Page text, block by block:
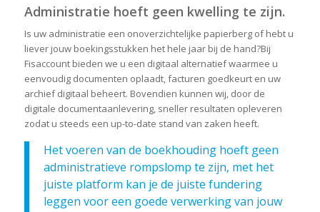
Administratie hoeft geen kwelling te zijn.
Is uw administratie een onoverzichtelijke papierberg of hebt u
liever jouw boekingsstukken het hele jaar bij de hand?Bij
Fisaccount bieden we u een digitaal alternatief waarmee u
eenvoudig documenten oplaadt, facturen goedkeurt en uw
archief digitaal beheert. Bovendien kunnen wij, door de
digitale documentaanlevering, sneller resultaten opleveren
zodat u steeds een up-to-date stand van zaken heeft.
Het voeren van de boekhouding hoeft geen
administratieve rompslomp te zijn, met het
juiste platform kan je de juiste fundering
leggen voor een goede verwerking van jouw